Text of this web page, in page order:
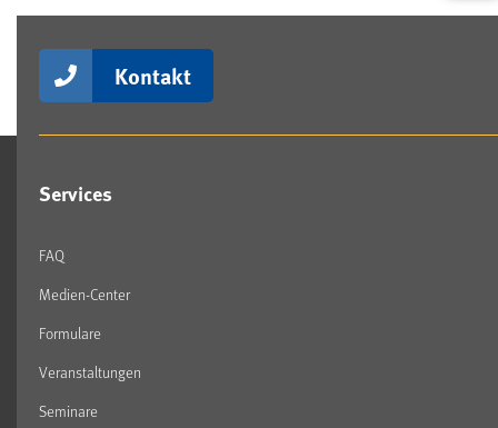
Kontakt
Services
FAQ
Medien-Center
Formulare
Veranstaltungen
Seminare